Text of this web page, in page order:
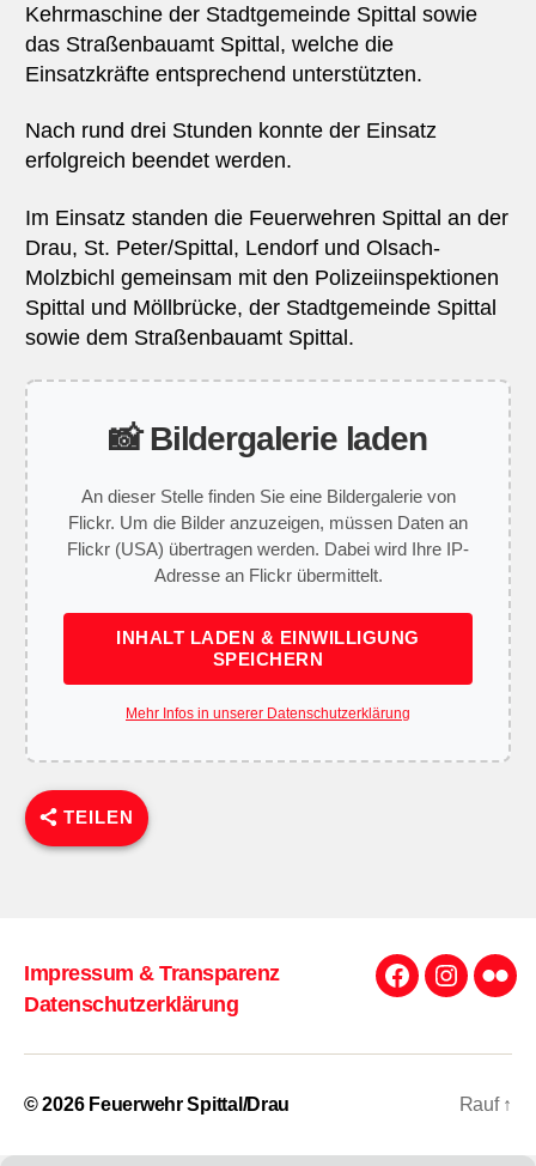
Kehrmaschine der Stadtgemeinde Spittal sowie
das Straßenbauamt Spittal, welche die
Einsatzkräfte entsprechend unterstützten.
Nach rund drei Stunden konnte der Einsatz
erfolgreich beendet werden.
Im Einsatz standen die Feuerwehren Spittal an der
Drau, St. Peter/Spittal, Lendorf und Olsach-
Molzbichl gemeinsam mit den Polizeiinspektionen
Spittal und Möllbrücke, der Stadtgemeinde Spittal
sowie dem Straßenbauamt Spittal.
📸 Bildergalerie laden
An dieser Stelle finden Sie eine Bildergalerie von
Flickr. Um die Bilder anzuzeigen, müssen Daten an
Flickr (USA) übertragen werden. Dabei wird Ihre IP-
Adresse an Flickr übermittelt.
INHALT LADEN & EINWILLIGUNG
SPEICHERN
Mehr Infos in unserer Datenschutzerklärung
TEILEN
Impressum & Transparenz
Datenschutzerklärung
Facebook
© 2026 Feuerwehr Spittal/Drau Rauf ↑